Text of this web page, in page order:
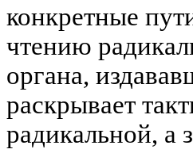
конкретные
чтению
органа,
раскрывает
радикальной, а